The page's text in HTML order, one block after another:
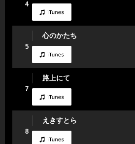
4
5
心のかたち
7
路上にて
8
えきすとら